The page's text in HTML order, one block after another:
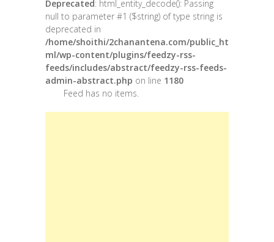
Deprecated: html_entity_decode(): Passing
null to parameter #1 ($string) of type string is
deprecated in
/home/shoithi/2chanantena.com/public_ht
ml/wp-content/plugins/feedzy-rss-
feeds/includes/abstract/feedzy-rss-feeds-
admin-abstract.php on line 1180
Feed has no items.